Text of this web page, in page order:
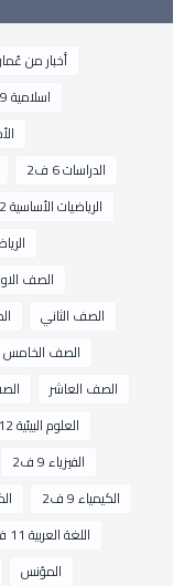
أخبار من
اسلامية 9 ف2
الدراسات 6 ف2
الرياضيات الأساسية 12
الصف
الصف الثاني
الصف الخامس
الصف العاشر
العلوم البيئية 12 ف2
الفيزياء 9 ف2
الكيمياء 9 ف2
اللغة العربية 11 ف2
المؤنس